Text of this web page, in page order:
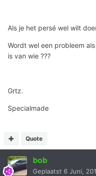
Als je het persé wel wilt
Wordt wel een probleem
is van wie ???
Grtz.
Specialmade
Quote
bob
Geplaatst 6 Juni,